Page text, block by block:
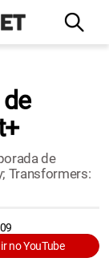
de
Transformers:
no YouTube